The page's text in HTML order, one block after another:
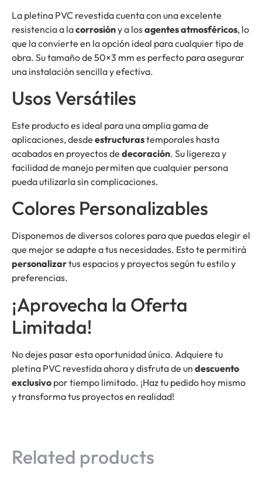
La pletina PVC revestida cuenta con una excelente
resistencia a lacorrosióny a losagentes atmosféricos, lo
que la convierte en la opción ideal para cualquier tipo de
obra. Su tamaño de 50×3 mm es perfecto para asegurar
una instalación sencilla y efectiva.
Usos Versátiles
Este producto es ideal para una amplia gama de
aplicaciones, desde estructurastemporales hasta
acabados en proyectos de decoración. Su ligereza y
facilidad de manejo permiten que cualquier persona
pueda utilizarla sin complicaciones.
Colores Personalizables
Disponemos de diversos colores para que puedas elegir el
que mejor se adapte a tus necesidades. Esto te permitirá
personalizartus espacios y proyectos según tu estilo y
preferencias.
¡Aprovecha la Oferta
Limitada!
No dejes pasar esta oportunidad única. Adquiere tu
pletina PVC revestida ahora y disfruta de un descuento
exclusivo por tiempo limitado. ¡Haz tu pedido hoy mismo
y transforma tus proyectos en realidad!
Related products